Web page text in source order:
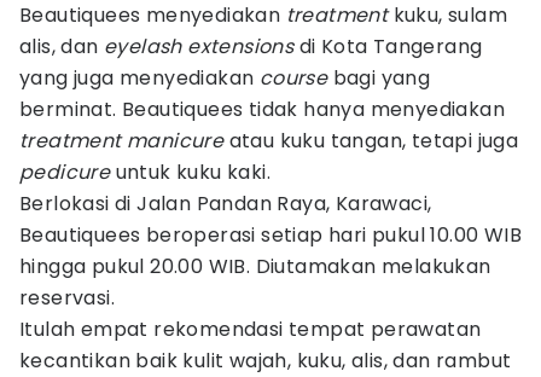
Beautiquees menyediakan treatmentkuku, sulam
alis, dan eyelash extensionsdi Kota Tangerang
yang juga menyediakan coursebagi yang
berminat. Beautiquees tidak hanya menyediakan
treatment manicureatau kuku tangan, tetapi juga
pedicureuntuk kuku kaki.
Berlokasi di Jalan Pandan Raya, Karawaci,
Beautiquees beroperasi setiap hari pukul 10.00 WIB
hingga pukul 20.00 WIB. Diutamakan melakukan
reservasi.
Itulah empat rekomendasi tempat perawatan
kecantikan baik kulit wajah, kuku, alis, dan rambut